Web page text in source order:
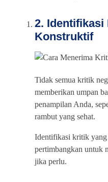
2. Identifikasi
Konstruktif
Tidak semua kritik
memberikan umpan
penampilan Anda,
rambut yang sehat.
Identifikasi kritik
pertimbangkan untuk
jika perlu.